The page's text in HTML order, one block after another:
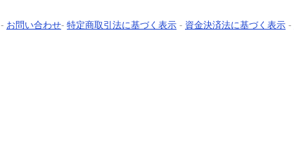
- お問い合わせ- 特定商取引法に基づく表示 - 資金決済法に基づく表示 -